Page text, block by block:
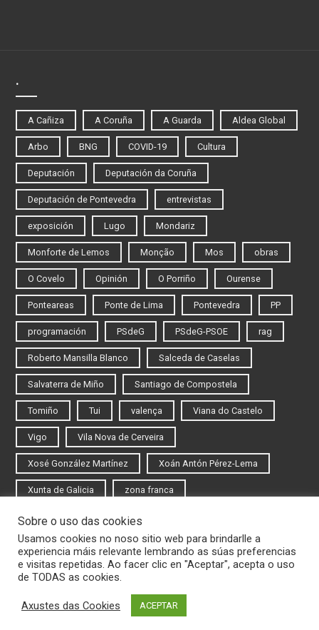
.
A Cañiza A Coruña A Guarda Aldea Global
Arbo BNG COVID-19 Cultura
Deputación Deputación da Coruña
Deputación de Pontevedra entrevistas
exposición Lugo Mondariz
Monforte de Lemos Monção Mos obras
O Covelo Opinión O Porriño Ourense
Ponteareas Ponte de Lima Pontevedra PP
programación PSdeG PSdeG-PSOE rag
Roberto Mansilla Blanco Salceda de Caselas
Salvaterra de Miño Santiago de Compostela
Tomiño Tui valença Viana do Castelo
Vigo Vila Nova de Cerveira
Xosé González Martínez Xoán Antón Pérez-Lema
Xunta de Galicia zona franca
Iniciar sesión
Rexistrarse
© 2020 Novas do Eixo Atlántico
Sobre o uso das cookies
Usamos cookies no noso sitio web para brindarlle a
experiencia máis relevante lembrando as súas preferencias
e visitas repetidas. Ao facer clic en "Aceptar", acepta o uso
de TODAS as cookies.
Axustes das Cookies ACEPTAR